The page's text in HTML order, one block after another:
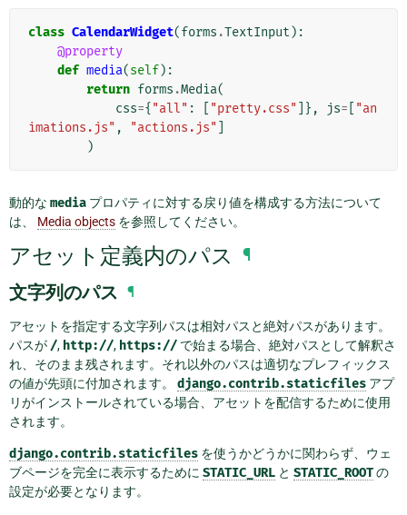
class CalendarWidget(forms .TextInput ):
@property
def media(self):
return forms .Media(
css={ "all" : "pretty.css" ]}, js=
"an
imations.js" , "actions.js"
)
動的な media プロパティに対する戻り値を構成する方法について
は、 Media objects を参照してください。
アセット定義内のパス ¶
文字列のパス ¶
アセットを指定する文字列パスは相対パスと絶対パスがあります。
パスが/, http://, https:// で始まる場合、絶対パスとして解釈さ
れ、そのまま残されます。それ以外のパスは適切なプレフィックス
の値が先頭に付加されます。 django.contrib.staticfiles アプ
リがインストールされている場合、アセットを配信するために使用
されます。
django.contrib.staticfiles を使うかどうかに関わらず、ウェ
ブページを完全に表示するために STATIC_URL と STATIC_ROOTの
設定が必要となります。